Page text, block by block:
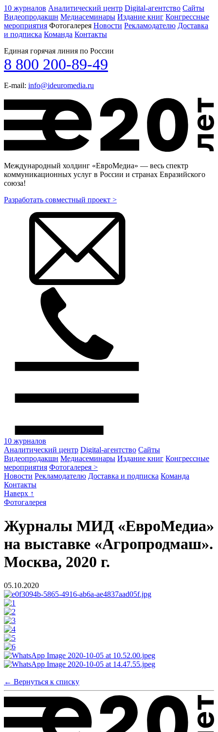
10 журналов Аналитический центр Digital-агентство Сайты
Видеопродакшн Медиасеминары Издание книг Конгрессные
мероприятия Фотогалерея Новости Рекламодателю Доставка
и подписка Команда Контакты
Единая горячая линия по России
8 800 200-89-49
E-mail: info@ideuromedia.ru
Международный холдинг «ЕвроМедиа» — весь спектр
коммуникационных услуг в России и странах Евразийского
союза!
Разработать совместный проект >
10 журналов
Аналитический центр Digital-агентство Сайты
Видеопродакшн Медиасеминары Издание книг Конгрессные
мероприятия Фотогалерея >
Новости Рекламодателю Доставка и подписка Команда
Контакты
Наверх ↑
Фотогалерея
Журналы МИД «ЕвроМедиа»
на выставке «Агропродмаш».
Москва, 2020 г.
05.10.2020
← Вернуться к списку